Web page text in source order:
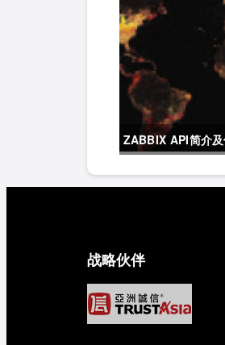
ZABBIX API简介
战略伙伴